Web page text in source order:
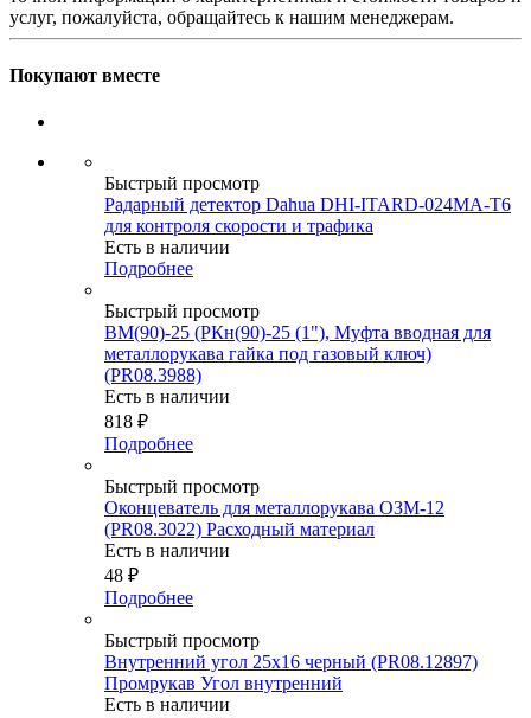
услуг, пожалуйста, обращайтесь к нашим менеджерам.
Покупают вместе
Быстрый просмотр
Радарный детектор Dahua DHI-ITARD-024MA-T6
для контроля скорости и трафика
Есть в наличии
Подробнее
Быстрый просмотр
ВМ(90)-25 (РКн(90)-25 (1"), Муфта вводная для
металлорукава гайка под газовый ключ)
(PR08.3988)
Есть в наличии
818 ₽
Подробнее
Быстрый просмотр
Оконцеватель для металлорукава ОЗМ-12
(PR08.3022) Расходный материал
Есть в наличии
48 ₽
Подробнее
Быстрый просмотр
Внутренний угол 25х16 черный (PR08.12897)
Промрукав Угол внутренний
Есть в наличии